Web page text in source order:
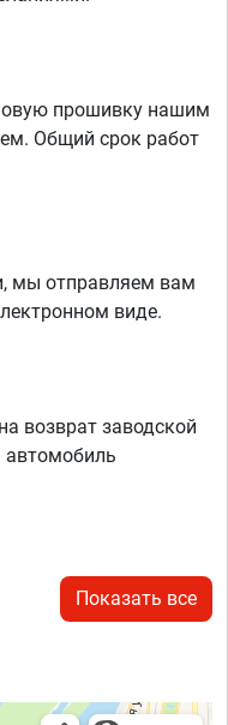
прошивку нашим
Общий срок работ
мы отправляем вам
виде.
возврат заводской
автомобиль
Показать все